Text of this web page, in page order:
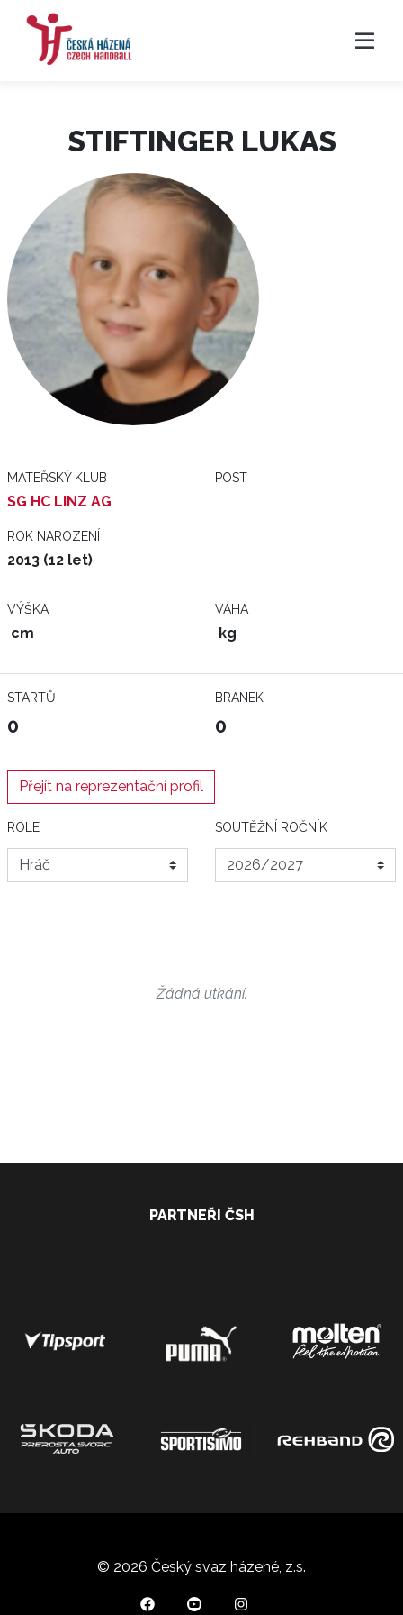
STIFTINGER LUKAS
MATEŘSKÝ KLUB
SG HC LINZ AG
POST
ROK NAROZENÍ
2013 (12 let)
VÝŠKA
cm
VÁHA
kg
STARTŮ
0
BRANEK
0
Přejít na reprezentační profil
ROLE SOUTĚŽNÍ ROČNÍK
Žádná utkání.
PARTNEŘI ČSH
© 2026 Český svaz házené, z.s.